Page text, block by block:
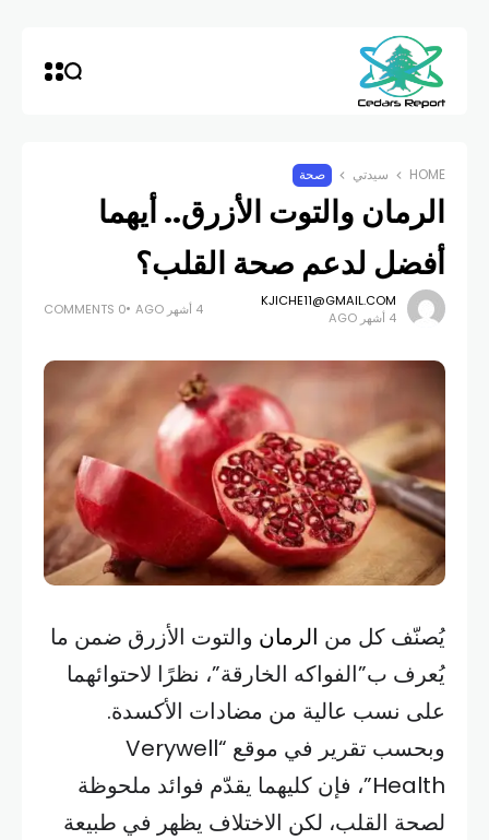
HOME سيدتي صحة
الرمان والتوت الأزرق.. أيهما
أفضل لدعم صحة القلب؟
KJICHE11@GMAIL.COM
4 أشهر AGO
4 أشهر AGO 0 COMMENTS
يُصنّف كل من الرمان والتوت الأزرق ضمن ما
يُعرف ب”الفواكه الخارقة”، نظرًا لاحتوائهما
على نسب عالية من مضادات الأكسدة.
وبحسب تقرير في موقع “Verywell
Health”، فإن كليهما يقدّم فوائد ملحوظة
لصحة القلب، لكن الاختلاف يظهر في طبيعة